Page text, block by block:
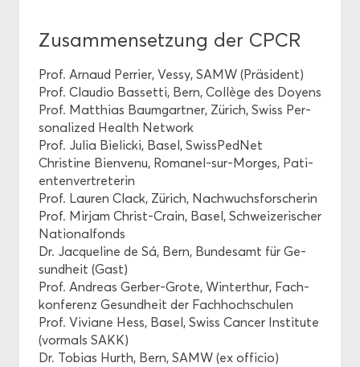
Zu­sam­men­set­zung der CPCR
Prof. Ar­n­aud Per­ri­er, Vessy, SAMW (Prä­si­dent)
Prof. Clau­dio Bas­set­ti, Bern, Collège des Doy­ens
Prof. Mat­thi­as Baum­gart­ner, Zü­rich, Swiss Per­
so­na­li­zed Health Net­work
Prof. Julia Bieli­cki, Basel, Swis­sPed­Net
Chris­ti­ne Bien­ve­nu, Romanel-​sur-Morges, Pa­ti­
en­ten­ver­tre­te­rin
Prof. Lau­ren Clack, Zü­rich, Nach­wuchs­for­sche­rin
Prof. Mir­jam Christ-​Crain, Basel, Schwei­ze­ri­scher
Na­tio­nal­fonds
Dr. Jac­que­line de Sá, Bern, Bun­des­amt für Ge­
sund­heit (Gast)
Prof. An­dre­as Gerber-​Grote, Win­ter­thur, Fach­
kon­fe­renz Ge­sund­heit der Fach­hoch­schu­len
Prof. Vi­via­ne Hess, Basel, Swiss Can­cer In­sti­tu­te
(vor­mals SAKK)
Dr. To­bi­as Hurth, Bern, SAMW (ex of­fi­cio)